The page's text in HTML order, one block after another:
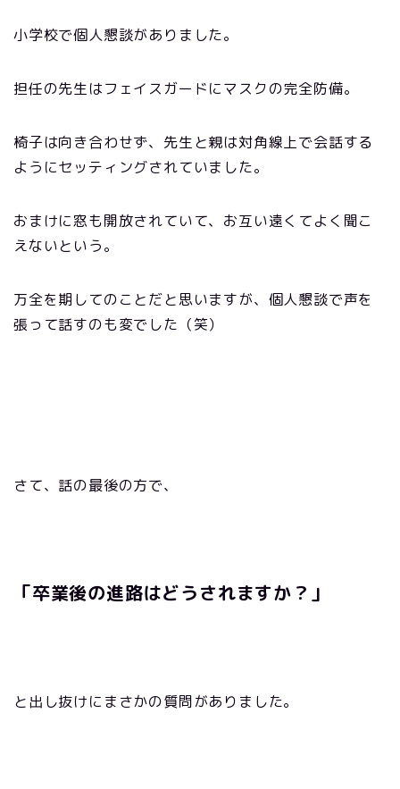
小学校で個人懇談がありました。
担任の先生はフェイスガードにマスクの完全防備。
椅子は向き合わせず、先生と親は対角線上で会話する
ようにセッティングされていました。
おまけに窓も開放されていて、お互い遠くてよく聞こ
えないという。
万全を期してのことだと思いますが、個人懇談で声を
張って話すのも変でした（笑）
さて、話の最後の方で、
「卒業後の進路はどうされますか？」
と出し抜けに まさかの質問がありました。